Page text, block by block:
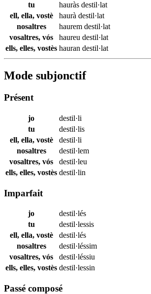
tu
hauràs destil·lat
ell, ella, vostè
haurà destil·lat
nosaltres
haurem destil·lat
vosaltres, vós
haureu destil·lat
ells, elles, vostès hauran destil·lat
Mode subjonctif
Présent
jo
destil·li
tu
destil·lis
ell, ella, vostè
destil·li
nosaltres
destil·lem
vosaltres, vós
destil·leu
ells, elles, vostès destil·lin
Imparfait
jo
destil·lés
tu
destil·lessis
ell, ella, vostè
destil·lés
nosaltres
destil·léssim
vosaltres, vós
destil·léssiu
ells, elles, vostès destil·lessin
Passé composé